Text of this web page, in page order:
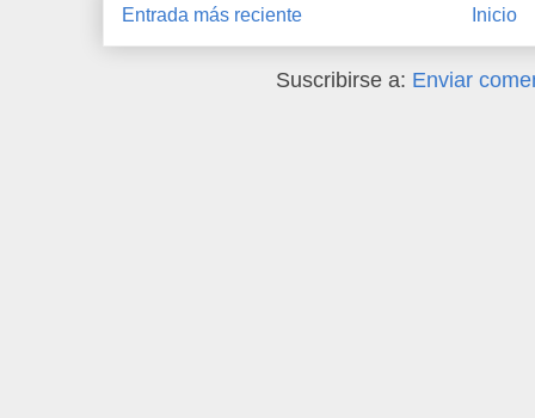
Entrada más reciente Inicio
Suscribirse a: Enviar